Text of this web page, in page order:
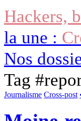
Hackers,
la une :
Nos
Tag #
Journalisme Cross-post